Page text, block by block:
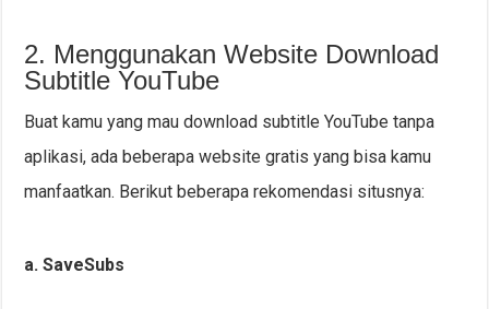
2. Menggunakan Website Download
Subtitle YouTube
Buat kamu yang mau download subtitle YouTube tanpa
aplikasi, ada beberapa website gratis yang bisa kamu
manfaatkan. Berikut beberapa rekomendasi situsnya:
a. SaveSubs